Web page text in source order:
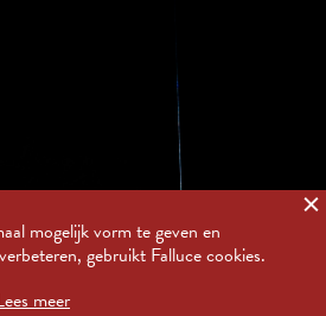
mogelijk vorm te geven en
gebruikt Falluce cookies.
meer